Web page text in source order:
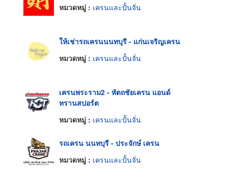
หมวดหมู่ : เครนและปั้นจั่น
ให้เช่ารถเครนนนทบุรี - แก่นเจริญเครน
หมวดหมู่ : เครนและปั้นจั่น
เครนพระราม2 - หัตถชัยเครน แอนด์
ทรานสปอร์ต
หมวดหมู่ : เครนและปั้นจั่น
รถเครน นนทบุรี - ประจักษ์ เครน
หมวดหมู่ : เครนและปั้นจั่น